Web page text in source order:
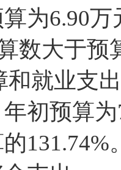
为6.90万
数大于预
和就业支
年初预算为
131.74%